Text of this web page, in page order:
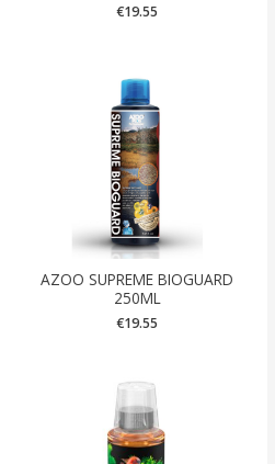
€19.55
AZOO SUPREME BIOGUARD
250ML
€19.55